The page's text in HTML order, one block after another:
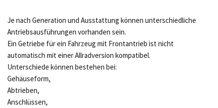
Je nach Generation und Ausstattung können unterschiedliche
Antriebsausführungen vorhanden sein.
Ein Getriebe für ein Fahrzeug mit Frontantrieb ist nicht
automatisch mit einer Allradversion kompatibel.
Unterschiede können bestehen bei:
Gehäuseform,
Abtrieben,
Anschlüssen,